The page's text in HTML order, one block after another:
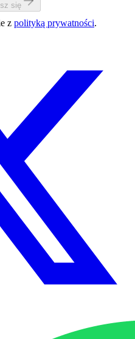
się
z polityką prywatności.